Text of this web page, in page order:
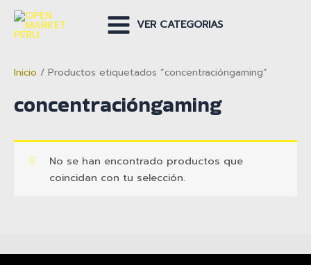
contenido
Main
VER CATEGORIAS
Inicio / Productos etiquetados “concentracióngaming”
concentracióngaming
No se han encontrado productos que
coincidan con tu selección.